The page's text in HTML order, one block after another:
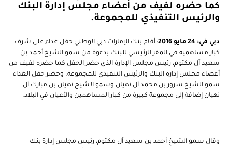
كما حضره لفيف من أعضاء مجلس إدارة البنك
والرئيس التنفيذي للمجموعة.
دبي في: 24 مايو 2016
: أقام بنك الإمارات دبي الوطني حفل غداء على شرف
كبار مساهميه في المقر الرئيسي للبنك بدعوة من سمو الشيخ أحمد بن
سعيد آل مكتوم، رئيس مجلس الإدارة الذي حضر الحفل كما حضره لفيف من
أعضاء مجلس إدارة البنك والرئيس التنفيذي للمجموعة. وحضر حفل الغداء
سمو الشيخ سرور بن محمد آل نهيان وسمو الشيخ نهيان بن مبارك آل
نهيان إضافة إلى مجموعة كبيرة من كبار المساهمين والأعيان في البلاد.
وقال سمو الشيخ أحمد بن سعيد آل مكتوم، رئيس مجلس إدارة بنك